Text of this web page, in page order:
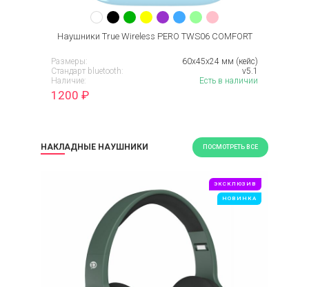
Наушники True Wireless PERO TWS06 COMFORT
Размеры:
60x45x24 мм (кейс)
Стандарт bluetooth:
v5.1
Наличие:
Есть в наличии
1200 ₽
НАКЛАДНЫЕ НАУШНИКИ ПОСМОТРЕТЬ ВСЕ
ЭКСКЛЮЗИВ
НОВИНКА